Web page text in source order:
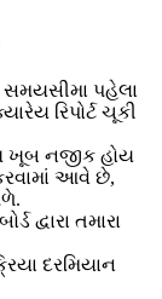
પહેલા
રિપોર્ટ ચૂકી
ખૂબ નજીક હોય
આવે છે,
દ્વારા તમારા
દરમિયાન